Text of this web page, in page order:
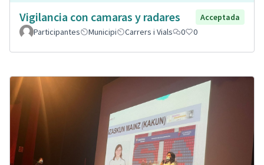
Vigilancia con camaras y radares
Acceptada
Participantes
Municipi Carrers i Vials 0 0